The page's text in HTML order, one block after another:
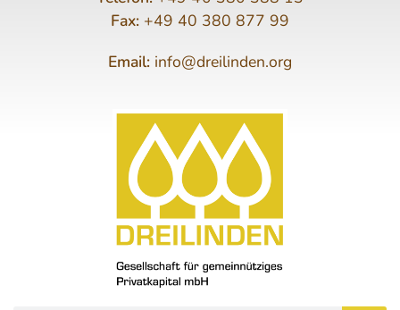
Fax:+49 40 380 877 99
Email: info@dreilinden.org